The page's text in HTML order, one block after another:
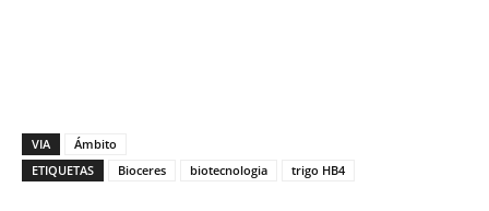
VIA
Ámbito
ETIQUETAS
Bioceres biotecnologia trigo HB4